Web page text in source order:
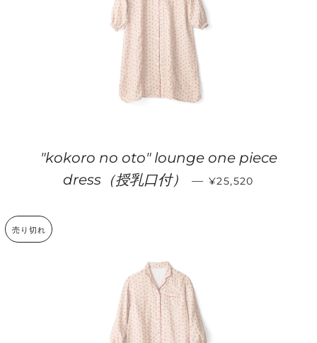
"kokoro no oto" lounge one piece
dress（授乳口付）
— 通常価格
¥25,520
売り切れ